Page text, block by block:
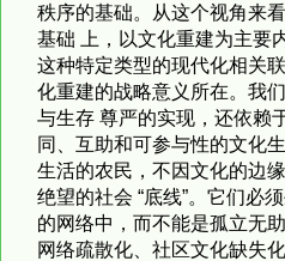
秩序的基础。从这个视角来
基础 上，以文化重建为主要
这种特定类型的现代化相关
化重建的战略意义所在。我
与生存 尊严的实现，还依赖
同、互助和可参与性的文化
生活的农民，不因文化的边
绝望的社会 “底线”。它们必
的网络中，而不能是孤立无
网络疏散化、社区文化缺失